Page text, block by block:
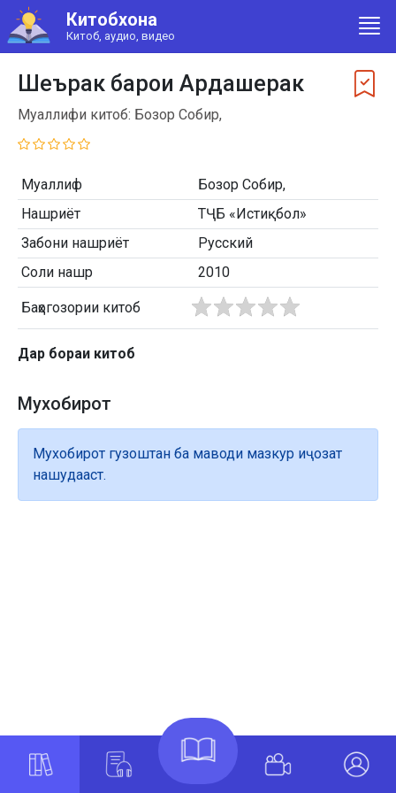
Китобхона
Китоб, аудио, видео
Шеърак барои Ардашерак
Муаллифи китоб: Бозор Собир,
Муаллиф
Бозор Собир,
Нашриёт
ТҶБ «Истиқбол»
Забони нашриёт
Русский
Соли нашр
2010
Баҳогозории китоб
Дар бораи китоб
Мухобирот
Мухобирот гузоштан ба маводи мазкур иҷозат
нашудааст.